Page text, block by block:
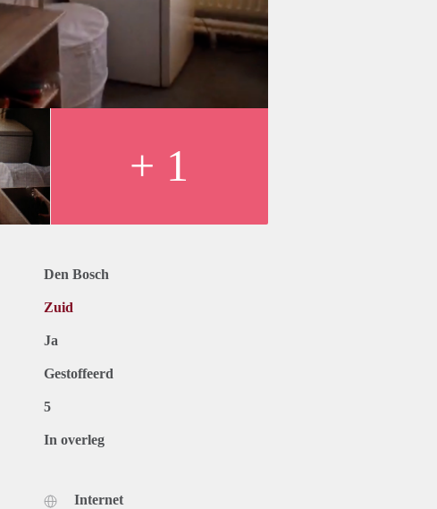
+ 1
Den Bosch
Zuid
Ja
Gestoffeerd
5
In overleg
Internet